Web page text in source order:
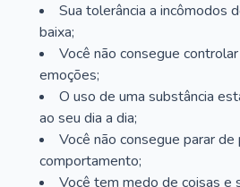
Sua tolerância a incômodos
baixa;
Você não consegue
emoções;
O uso de uma substância
ao seu dia a dia;
Você não consegue parar de
comportamento;
Você tem medo de coisas e